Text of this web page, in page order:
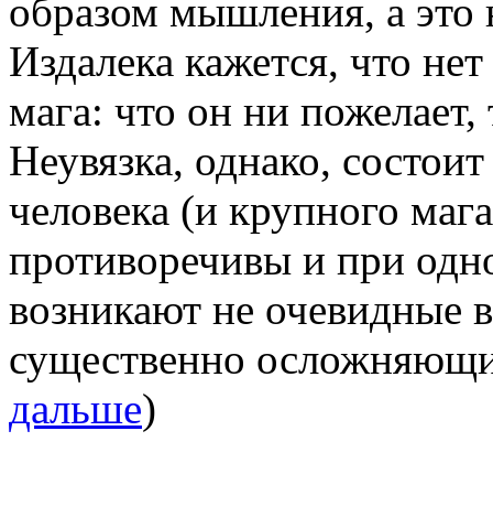
образом мышления, а это
Издалека кажется, что
мага: что он ни пожелает,
Неувязка, однако,
человека (и крупного
противоречивы и при
возникают не очевидные
существенно
дальше)